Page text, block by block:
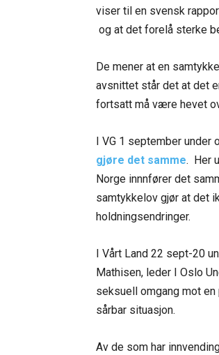
viser til en svensk
og at det forelå sterke
De mener at en
avsnittet står det at det
fortsatt må være hevet
I VG 1 september under
gjøre det samme. Her
Norge innnfører det
samtykkelov gjør at det
holdningsendringer.
I Vårt Land 22 sept-20
Mathisen, leder I Oslo
seksuell omgang mot
sårbar situasjon.
Av de som har